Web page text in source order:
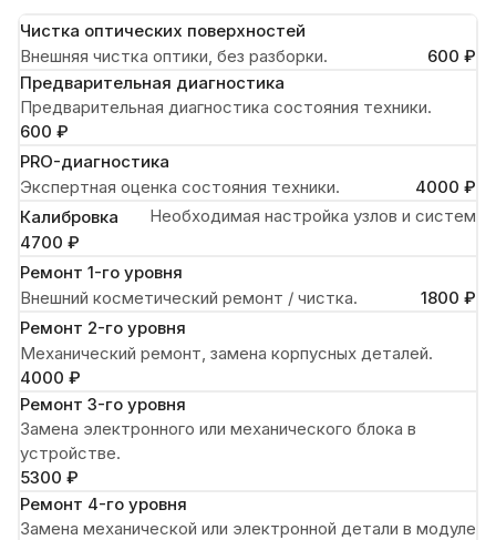
Чистка оптических поверхностей
Внешняя чистка оптики, без разборки.
600 ₽
Предварительная диагностика
Предварительная диагностика состояния техники.
600 ₽
PRO-диагностика
Экспертная оценка состояния техники.
4000 ₽
Калибровка
Необходимая настройка узлов и систем
4700 ₽
Ремонт 1-го уровня
Внешний косметический ремонт / чистка.
1800 ₽
Ремонт 2-го уровня
Механический ремонт, замена корпусных деталей.
4000 ₽
Ремонт 3-го уровня
Замена электронного или механического блока в
устройстве.
5300 ₽
Ремонт 4-го уровня
Замена механической или электронной детали в модуле